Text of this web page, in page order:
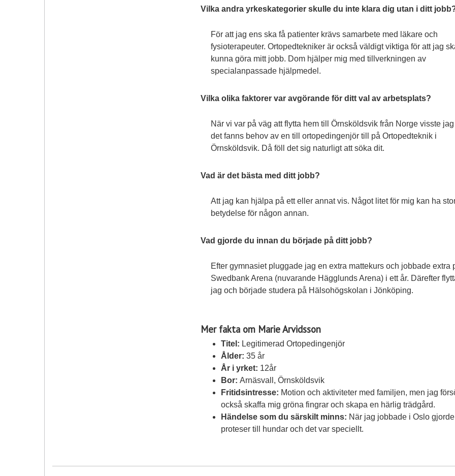
Vilka andra yrkeskategorier skulle du inte klara dig utan i ditt
För att jag ens ska få patienter krävs samarbete med läkare och
fysioterapeuter. Ortopedtekniker är också väldigt viktiga för att jag
kunna göra mitt jobb. Dom hjälper mig med tillverkningen av
specialanpassade hjälpmedel.
Vilka olika faktorer var avgörande för ditt val av arbetsplats?
När vi var på väg att flytta hem till Örnsköldsvik från Norge visste
det fanns behov av en till ortopedingenjör till på Ortopedteknik i
Örnsköldsvik. Då föll det sig naturligt att söka dit.
Vad är det bästa med ditt jobb?
Att jag kan hjälpa på ett eller annat vis. Något litet för mig kan ha
betydelse för någon annan.
Vad gjorde du innan du började på ditt jobb?
Efter gymnasiet pluggade jag en extra mattekurs och jobbade extra
Swedbank Arena (nuvarande Hägglunds Arena) i ett år. Därefter
jag och började studera på Hälsohögskolan i Jönköping.
Mer fakta om Marie Arvidsson
Titel: Legitimerad Ortopedingenjör
Ålder: 35 år
År i yrket: 12år
Bor: Arnäsvall, Örnsköldsvik
Fritidsintresse: Motion och aktiviteter med familjen, men jag
också skaffa mig gröna fingrar och skapa en härlig trädgård.
Händelse som du särskilt minns: När jag jobbade i Oslo
proteser till hundar och det var speciellt.